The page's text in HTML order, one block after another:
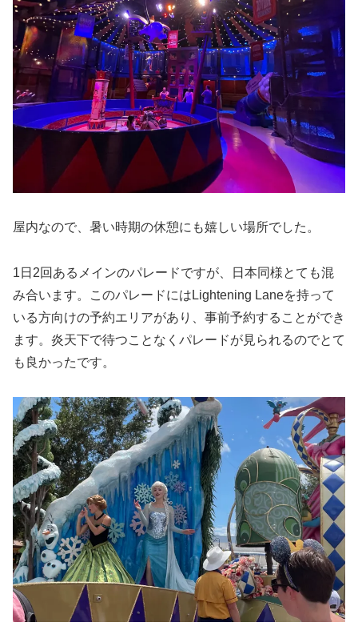
屋内なので、暑い時期の休憩にも嬉しい場所でした。
1日2回あるメインのパレードですが、日本同様とても混
み合います。このパレードにはLightening Laneを持って
いる方向けの予約エリアがあり、事前予約することができ
ます。炎天下で待つことなくパレードが見られるのでとて
も良かったです。